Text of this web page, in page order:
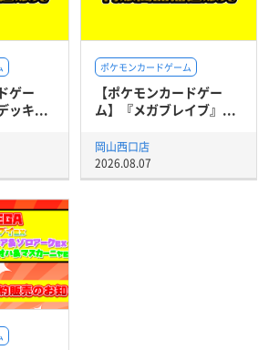
ゲー
ッキ...
ポケモンカードゲーム
【ポケモンカードゲー
ム】『メガブレイブ』...
岡山西口店
2026.08.07